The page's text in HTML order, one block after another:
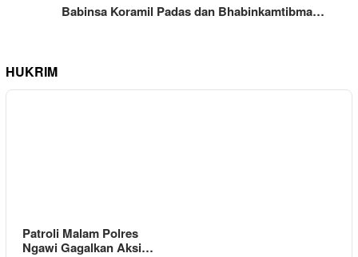
Babinsa Koramil Padas dan Bhabinkamtibma…
HUKRIM
Patroli Malam Polres
Ngawi Gagalkan Aksi…